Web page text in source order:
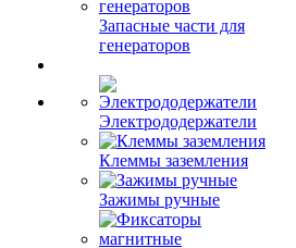
Запасные части для
генераторов
Электрододержатели
Клеммы заземления
Зажимы ручные